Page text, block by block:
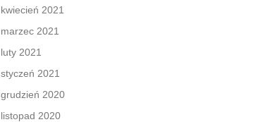
kwiecień 2021
marzec 2021
luty 2021
styczeń 2021
grudzień 2020
listopad 2020